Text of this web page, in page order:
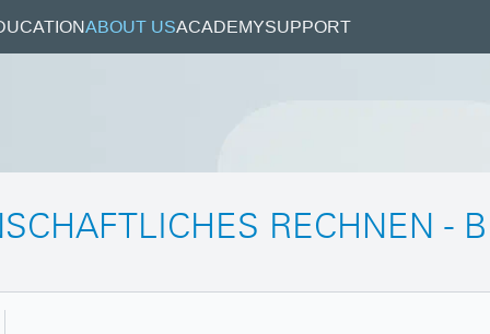
ABOUT USACADEMYSUPPORT
RECHNEN -